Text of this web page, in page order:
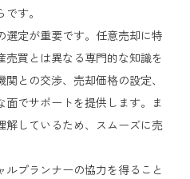
す。
選定が重要です。任意売却に特
買とは異なる専門的な知識を
との交渉、売却価格の設定、
でサポートを提供します。ま
解しているため、スムーズに売
プランナーの協力を得ること